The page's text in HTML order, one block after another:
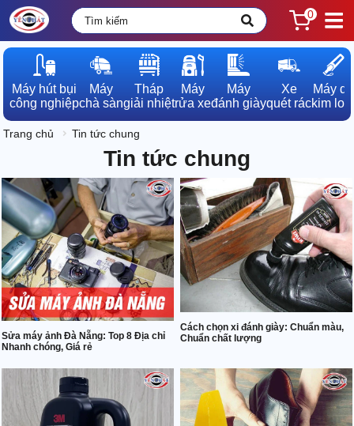
0
Máy hút bụi
công nghiệp
Máy
chà sàn
Tháp
giải nhiệt
Máy
rửa xe
Máy
đánh giày
Xe
quét rác
Máy dò
kim loại
Trang chủ Tin tức chung
Tin tức chung
Sửa máy ảnh Đà Nẵng: Top 8 Địa chỉ
Nhanh chóng, Giá rẻ
Cách chọn xi đánh giày: Chuẩn màu,
Chuẩn chất lượng